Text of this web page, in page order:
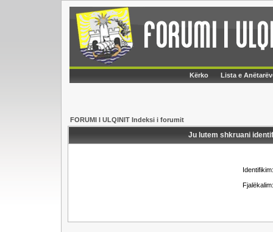
Kërko Lista e
FORUMI I ULQINIT Indeksi i forumit
Ju lutem shkruani
Identifikim:
Fjalëkalim: